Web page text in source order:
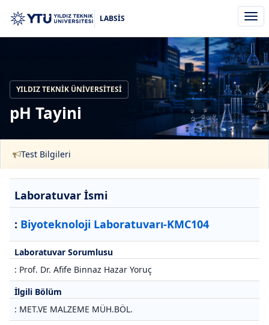
aç/
LABSİS
YILDIZ TEKNIK ÜNIVERSITESI
pH Tayini
Test Bilgileri
Laboratuvar İsmi
: Biyoteknoloji Laboratuvarı-KMC104
Laboratuvar Sorumlusu
: Prof. Dr. Afife Binnaz Hazar Yoruç
İlgili Bölüm
: MET.VE MALZEME MÜH.BÖL.